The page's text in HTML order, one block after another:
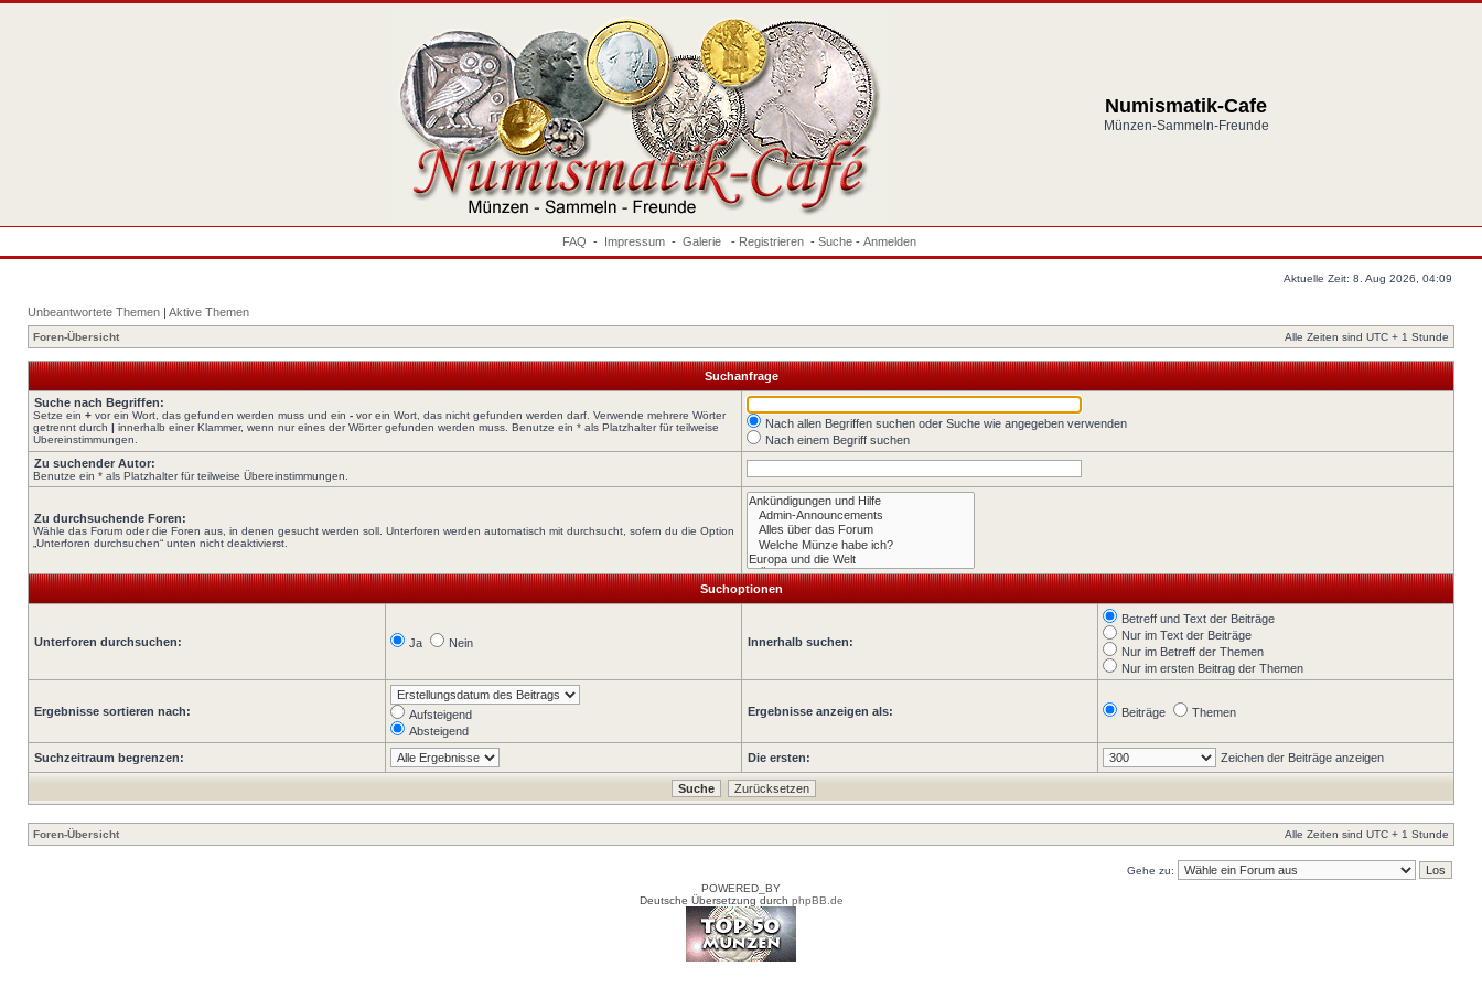
Numismatik-Cafe
Münzen-Sammeln-Freunde
FAQ - Impressum - Galerie - Registrieren - Suche - Anmelden
Aktuelle Zeit: 8. Aug 2026, 04:09
Unbeantwortete Themen | Aktive Themen
Foren-Übersicht Alle Zeiten sind UTC + 1 Stunde
Suchanfrage
Suche nach Begriffen:
Setze ein + vor ein Wort, das gefunden werden muss und ein - vor ein Wort, das nicht gefunden werden darf. Verwende mehrere Wörter
getrennt durch | innerhalb einer Klammer, wenn nur eines der Wörter gefunden werden muss. Benutze ein * als Platzhalter für teilweise
Übereinstimmungen.
Nach allen Begriffen suchen oder Suche wie angegeben verwenden
Nach einem Begriff suchen
Zu suchender Autor:
Benutze ein * als Platzhalter für teilweise Übereinstimmungen.
Zu durchsuchende Foren:
Wähle das Forum oder die Foren aus, in denen gesucht werden soll. Unterforen werden automatisch mit durchsucht, sofern du die Option
„Unterforen durchsuchen“ unten nicht deaktivierst.
Suchoptionen
Unterforen durchsuchen: Ja Nein Innerhalb suchen:
Betreff und Text der Beiträge
Nur im Text der Beiträge
Nur im Betreff der Themen
Nur im ersten Beitrag der Themen
Ergebnisse sortieren nach:
Aufsteigend
Absteigend
Ergebnisse anzeigen als: Beiträge Themen
Suchzeitraum begrenzen: Die ersten: Zeichen der Beiträge anzeigen
Foren-Übersicht Alle Zeiten sind UTC + 1 Stunde
Gehe zu:
POWERED_BY
Deutsche Übersetzung durch phpBB.de